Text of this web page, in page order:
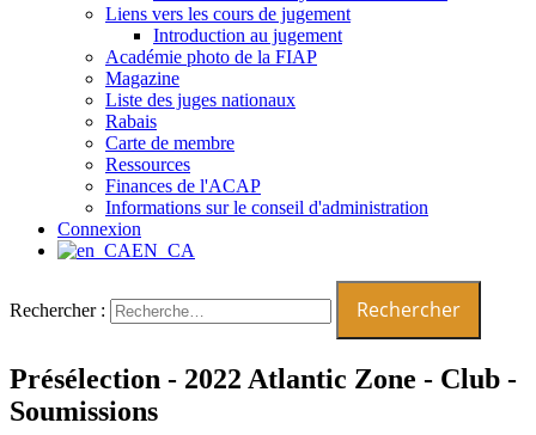
Liens vers les cours de jugement
Introduction au jugement
Académie photo de la FIAP
Magazine
Liste des juges nationaux
Rabais
Carte de membre
Ressources
Finances de l'ACAP
Informations sur le conseil d'administration
Connexion
EN_CA
Rechercher :
Présélection - 2022 Atlantic Zone - Club -
Soumissions